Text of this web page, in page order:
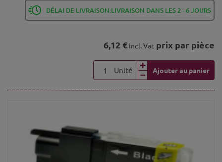
DÉLAI DE LIVRAISON:LIVRAISON DANS LES 2 - 6 JOURS
6,12 € incl. Vat prix par pièce
Unité Ajouter au panier